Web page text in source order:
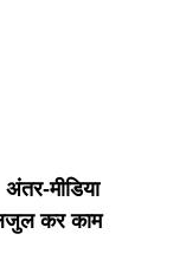
मीडिया
कर काम